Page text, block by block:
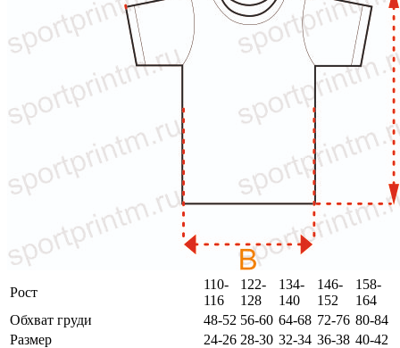
Рост
110-
116
122-
128
134-
140
146-
152
158-
164
Обхват груди
48-52 56-60 64-68 72-76 80-84
Размер
24-26 28-30 32-34 36-38 40-42